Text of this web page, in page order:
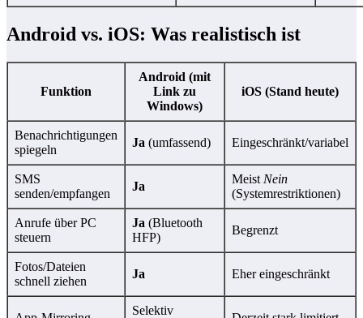
Android vs. iOS: Was realistisch ist
Funktion
Android (mit
Link zu
Windows)
iOS (Stand heute)
Benachrichtigungen
spiegeln
Ja (umfassend) Eingeschränkt/variabel
SMS
senden/empfangen
Ja
Meist Nein
(Systemrestriktionen)
Anrufe über PC
steuern
Ja (Bluetooth
HFP)
Begrenzt
Fotos/Dateien
schnell ziehen
Ja Eher eingeschränkt
Selektiv